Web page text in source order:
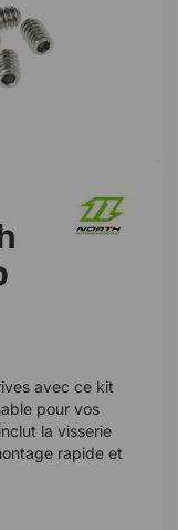
avec ce kit
pour vos
la visserie
rapide et